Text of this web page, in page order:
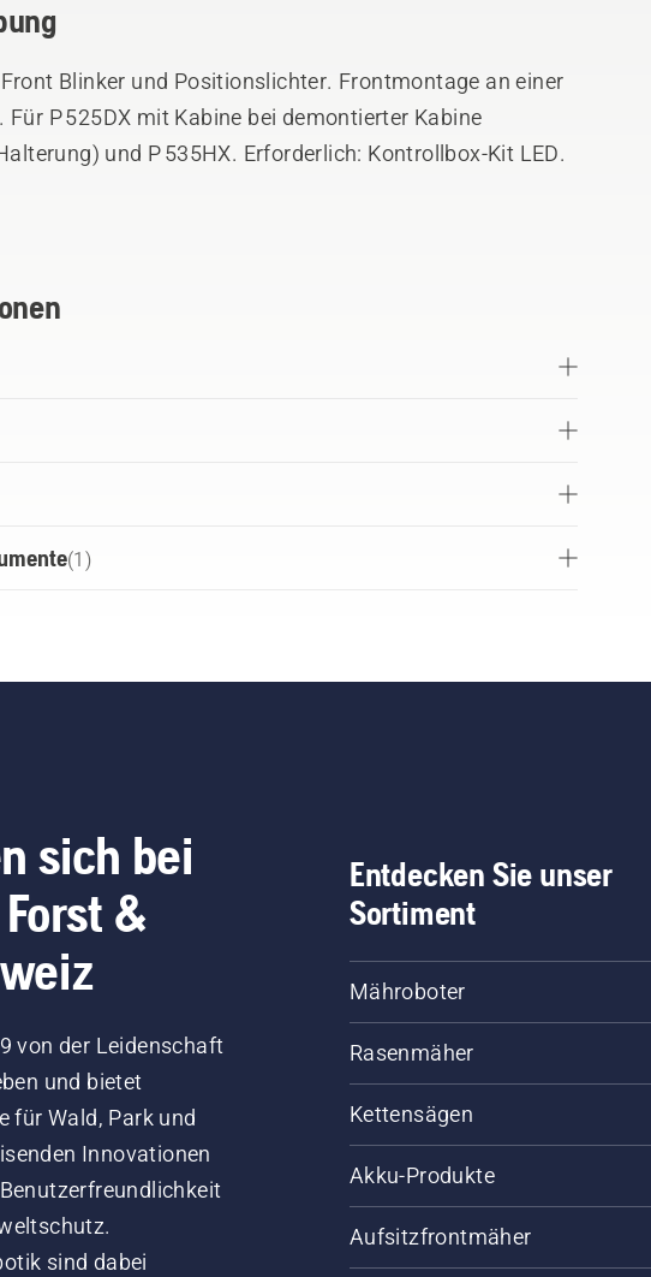
Blinker und Positionslichter. Frontmontage an einer
P 525DX mit Kabine bei demontierter Kabine
und P 535HX. Erforderlich: Kontrollbox-Kit LED.
(1 )
sich bei
&
von der Leidenschaft
und bietet
für Wald, Park und
Innovationen
sind dabei
Entdecken Sie unser
Sortiment
Mähroboter
Rasenmäher
Kettensägen
Akku-Produkte
Aufsitzfrontmäher